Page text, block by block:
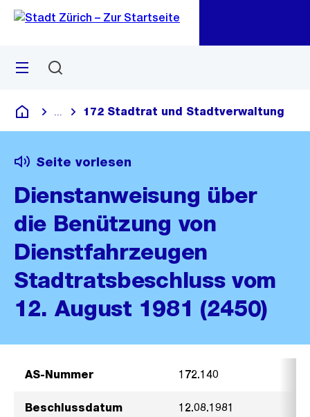
Navigation
Sprunglink
Menü
Deutsch
Blende alle Breadcrumbs ein
172 Stadtrat und Stadtverwaltung
Seite vorlesen
Dienstanweisung über
die Benützung von
Dienstfahrzeugen
Stadtratsbeschluss vom
12. August 1981 (2450)
AS-Nummer 172.140
Beschlussdatum 12.08.1981